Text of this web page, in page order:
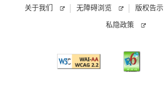
关于我们 无障碍浏览 版权告示
私隐政策